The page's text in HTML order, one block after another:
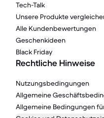
Tech-Talk
Unsere Produkte
Alle Kundenbewertungen
Geschenkideen
Black Friday
Rechtliche Hinweise
Nutzungsbedingungen
Allgemeine
Allgemeine Bedingungen